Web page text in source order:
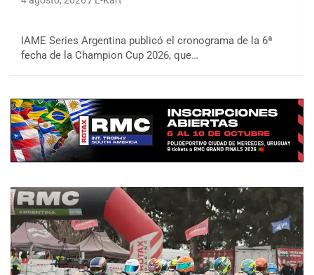
IAME Series Argentina publicó el cronograma de la 6ª
fecha de la Champion Cup 2026, que…